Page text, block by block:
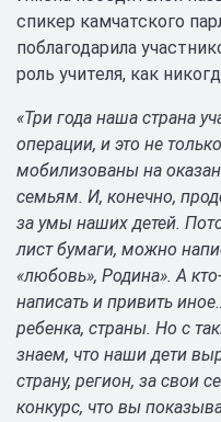
спикер камчатского
поблагодарила
роль учителя, как
«Три года наша страна
операции, и это не
мобилизованы на
семьям. И, конечно,
за умы наших детей.
лист бумаги, можно
«любовь», Родина». А
написать и привить
ребенка, страны. Но с
знаем, что наши дети
страну, регион, за свои
конкурс, что вы